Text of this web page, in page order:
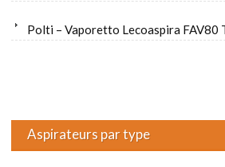
Polti – Vaporetto Lecoaspira FAV80
Aspirateurs par type